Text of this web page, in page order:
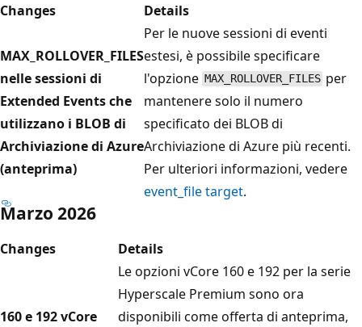
Changes Details
MAX_ROLLOVER_FILES
nelle sessioni di
Extended Events che
utilizzano i BLOB di
Archiviazione di Azure
(anteprima)
Per le nuove sessioni di eventi
estesi, è possibile specificare
l'opzione MAX_ROLLOVER_FILES per
mantenere solo il numero
specificato dei BLOB di
Archiviazione di Azure più recenti.
Per ulteriori informazioni, vedere
event_file target.
Marzo 2026
Changes Details
160 e 192 vCore
Le opzioni vCore 160 e 192 per la serie
Hyperscale Premium sono ora
disponibili come offerta di anteprima,